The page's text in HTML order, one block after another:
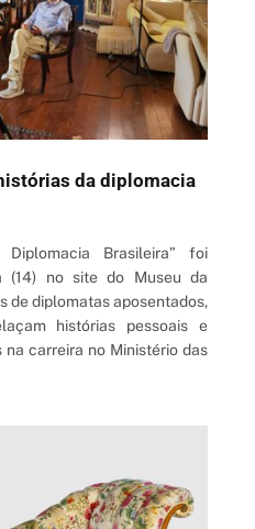
da diplomacia
Brasileira” foi
(14) no site do Museu da
de diplomatas aposentados,
histórias pessoais e
carreira no Ministério das